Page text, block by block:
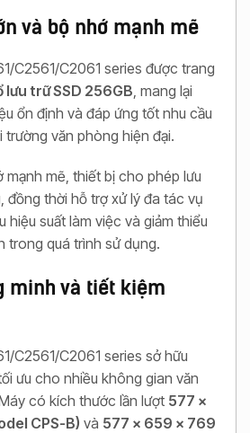
và bộ nhớ mạnh mẽ
C2561/C2061 series được trang
lưu trữ SSD 256GB , mang lại
ổn định và đáp ứng tốt nhu cầu
văn phòng hiện đại.
mạnh mẽ, thiết bị cho phép lưu
đồng thời hỗ trợ xử lý đa tác vụ
hiệu suất làm việc và giảm thiểu
trong quá trình sử dụng.
minh và tiết kiệm
C2561/C2061 series sở hữu
ưu cho nhiều không gian văn
có kích thước lần lượt 577 x
CPS-B) và 577 x 659 x 769